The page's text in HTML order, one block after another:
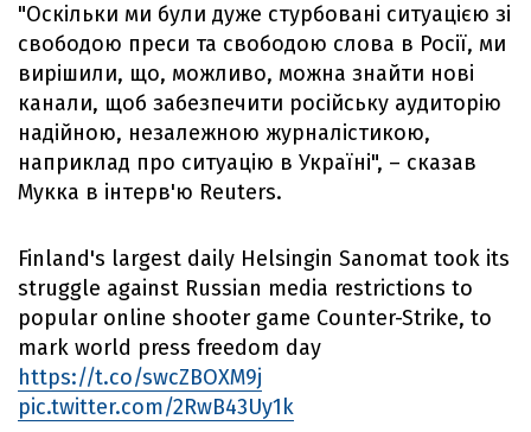
"Оскільки ми були дуже стурбовані ситуацією зі
свободою преси та свободою слова в Росії, ми
вирішили, що, можливо, можна знайти нові
канали, щоб забезпечити російську аудиторію
надійною, незалежною журналістикою,
наприклад про ситуацію в Україні", – сказав
Мукка в інтерв'ю Reuters.
Finland's largest daily Helsingin Sanomat took its
struggle against Russian media restrictions to
popular online shooter game Counter-Strike, to
mark world press freedom day
https://t.co/swcZBOXM9j
pic.twitter.com/2RwB43Uy1k